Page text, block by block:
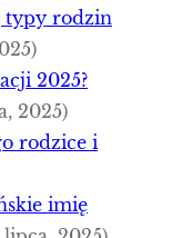
typy rodzin
2025?
2025)
rodzice i
imię